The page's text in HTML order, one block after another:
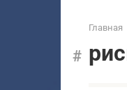
Главная